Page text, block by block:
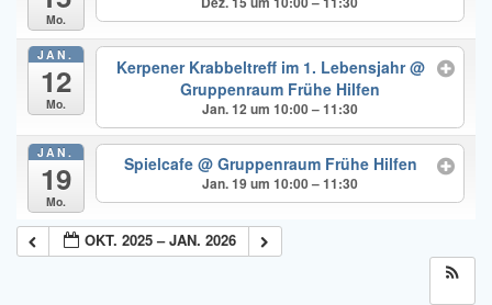
Mo.
JAN.
12
Mo.
Kerpener Krabbeltreff im 1. Lebensjahr@
Gruppenraum Frühe Hilfen
Jan. 12 um 10:00 – 11:30
JAN.
19
Mo.
Spielcafe@ Gruppenraum Frühe Hilfen
Jan. 19 um 10:00 – 11:30
OKT. 2025 – JAN. 2026